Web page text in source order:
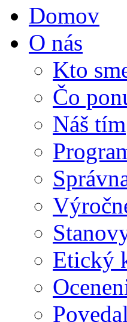
Domov
O nás
Kto
Čo
Náš tím
Etický